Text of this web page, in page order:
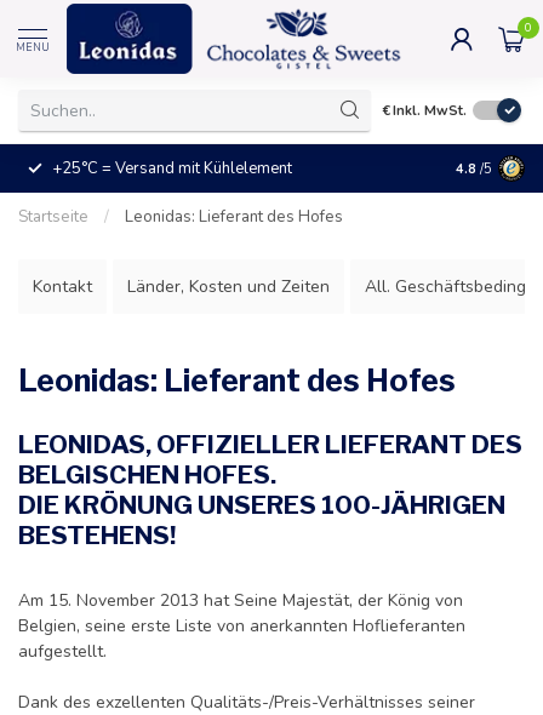
MENU
0
€Inkl. MwSt.
+25°C = Versand mit Kühlelement Das ideale
4.8 /5
Startseite / Leonidas: Lieferant des Hofes
Kontakt Länder, Kosten und Zeiten All.
Leonidas: Lieferant des Hofes
LEONIDAS, OFFIZIELLER LIEFERANT DES
BELGISCHEN HOFES.
DIE KRÖNUNG UNSERES 100-JÄHRIGEN
BESTEHENS!
Am 15. November 2013 hat Seine Majestät, der König von
Belgien, seine erste Liste von anerkannten Hoflieferanten
aufgestellt.
Dank des exzellenten Qualitäts-/Preis-Verhältnisses seiner